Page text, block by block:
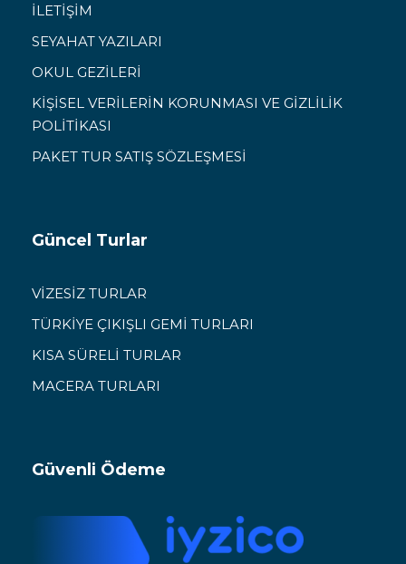
İLETİŞİM
SEYAHAT YAZILARI
OKUL GEZİLERİ
KİŞİSEL VERİLERİN KORUNMASI VE GİZLİLİK
POLİTİKASI
PAKET TUR SATIŞ SÖZLEŞMESİ
Güncel Turlar
VİZESİZ TURLAR
TÜRKİYE ÇIKIŞLI GEMİ TURLARI
KISA SÜRELİ TURLAR
MACERA TURLARI
Güvenli Ödeme